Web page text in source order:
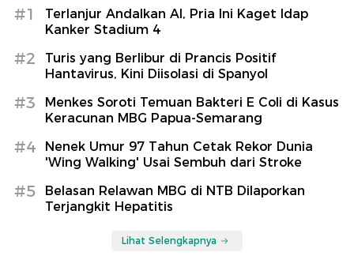
#1
Terlanjur Andalkan AI, Pria Ini Kaget Idap
Kanker Stadium 4
#2
Turis yang Berlibur di Prancis Positif
Hantavirus, Kini Diisolasi di Spanyol
#3
Menkes Soroti Temuan Bakteri E Coli di Kasus
Keracunan MBG Papua-Semarang
#4
Nenek Umur 97 Tahun Cetak Rekor Dunia
'Wing Walking' Usai Sembuh dari Stroke
#5
Belasan Relawan MBG di NTB Dilaporkan
Terjangkit Hepatitis
Lihat Selengkapnya